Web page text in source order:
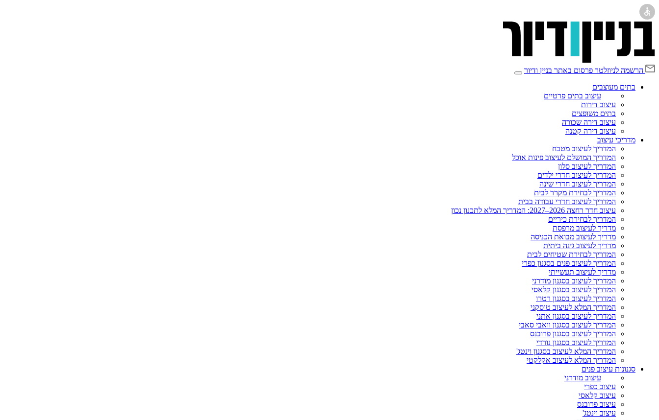
הרשמה לניוזלטר פרסום באתר בניין ודיור
בתים מעוצבים
עיצוב בתים פרטיים
עיצוב דירות
בתים משופצים
עיצוב דירה שכורה
עיצוב דירה קטנה
מדריכי עיצוב
המדריך לעיצוב מטבח
המדריך המושלם לעיצוב פינות אוכל
המדריך לעיצוב סלון
המדריך לעיצוב חדרי ילדים
המדריך לעיצוב חדרי שינה
המדריך לבחירת מקרר לבית
המדריך לעיצוב חדרי עבודה בבית
עיצוב חדר רחצה 2026–2027: המדריך המלא לתכנון נכון
המדריך לבחירת כיריים
מדריך לעיצוב מרפסת
מדריך לעיצוב מבואת הכניסה
מדריך לעיצוב גינה ביתית
המדריך לבחירת שטיחים לבית
המדריך לעיצוב פנים בסגנון כפרי
מדריך לעיצוב תעשייתי
המדריך לעיצוב בסגנון מודרני
המדריך לעיצוב בסגנון קלאסי
המדריך לעיצוב בסגנון רטרו
המדריך המלא לעיצוב טוסקני
המדריך לעיצוב בסגנון אתני
המדריך לעיצוב בסגנון וואבי סאבי
המדריך לעיצוב בסגנון פרובנס
המדריך לעיצוב בסגנון נורדי
המדריך המלא לעיצוב בסגנון וינטג'
המדריך המלא לעיצוב אקלקטי
סגנונות עיצוב פנים
עיצוב מודרני
עיצוב כפרי
עיצוב קלאסי
עיצוב פרובנס
עיצוב וינטג'